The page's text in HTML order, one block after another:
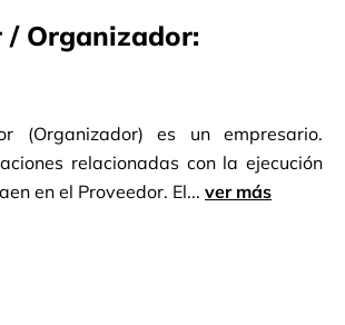
para 2 o 3 personas.
/ Organizador:
(Organizador) es un empresario.
relacionadas con la ejecución
en el Proveedor. El... ver más